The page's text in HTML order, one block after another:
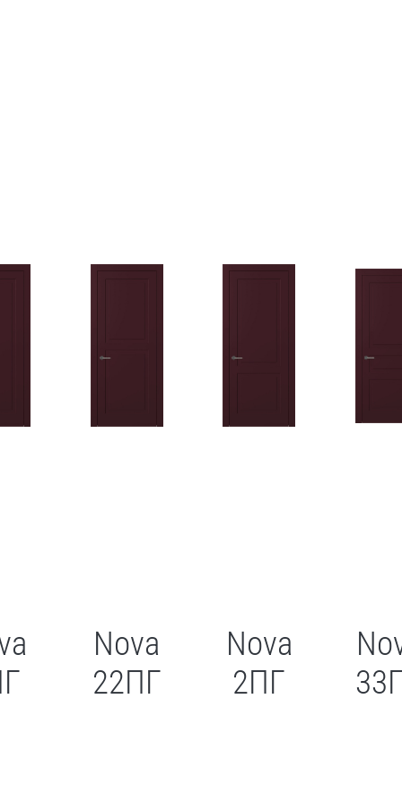
Nova
22ПГ
Nova
2ПГ